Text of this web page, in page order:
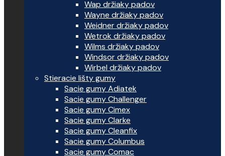
Wap držiaky padov
Wayne držiaky padov
Weidner držiaky padov
Wetrok držiaky padov
Wilms držiaky padov
Windsor držiaky padov
Wirbel držiaky padov
Stieracie lišty gumy
Sacie gumy Adiatek
Sacie gumy Challenger
Sacie gumy Cimex
Sacie gumy Clarke
Sacie gumy Cleanfix
Sacie gumy Columbus
Sacie gumy Comac